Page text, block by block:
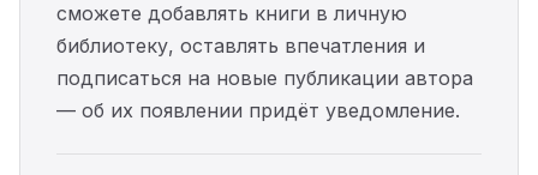
сможете добавлять книги в личную
библиотеку, оставлять впечатления и
подписаться на новые публикации автора
— об их появлении придёт уведомление.